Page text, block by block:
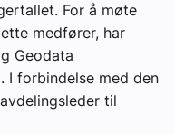
For å møte
medfører, har
Geodata
I forbindelse med den
til